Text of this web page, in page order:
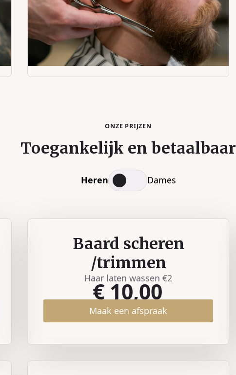
ONZE PRIJZEN
Toegankelijk en betaalbaar
Heren Dames
Baard scheren
/trimmen
Haar laten wassen €2
€ 10,00
Maak een afspraak